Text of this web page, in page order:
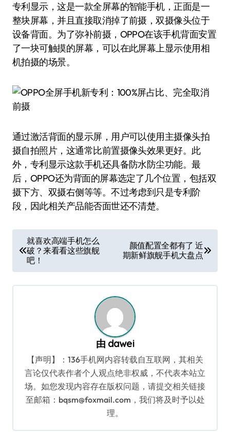
专利显示，这是一款全屏幕的智能手机，正面是一
整块屏幕，并且直接取消掉了前摄，双摄像头位于
设备背面。为了弥补前摄，OPPO在该手机背面安置
了一块可触摸的屏幕，可以在此屏幕上显示使用相
机拍摄的场景。
通过激活背面的显示屏，用户可以使用主摄像头拍
摄自拍照片，这通常比前置摄像头效果更好。此
外，专利显示这款手机还具备防水防尘功能。最
后，OPPO还为背面的屏幕选定了几个位置，包括双
摄下方、双摄右侧等等。不过考虑到只是专利阶
段，因此相关产品能否面世还不清楚。
章
导
航
就喜欢高端手机怎么
破？来看看这些旗舰
吧！
颜值配置全都有了 近
期新鲜旗舰手机大盘点
由 dawei
【声明】：136手机网内容转载自互联网，其相关
言论仅代表作者个人观点绝非权威，不代表本站立
场。如您发现内容存在版权问题，请提交相关链接
至邮箱：bqsm@foxmail.com，我们将及时予以处
理。